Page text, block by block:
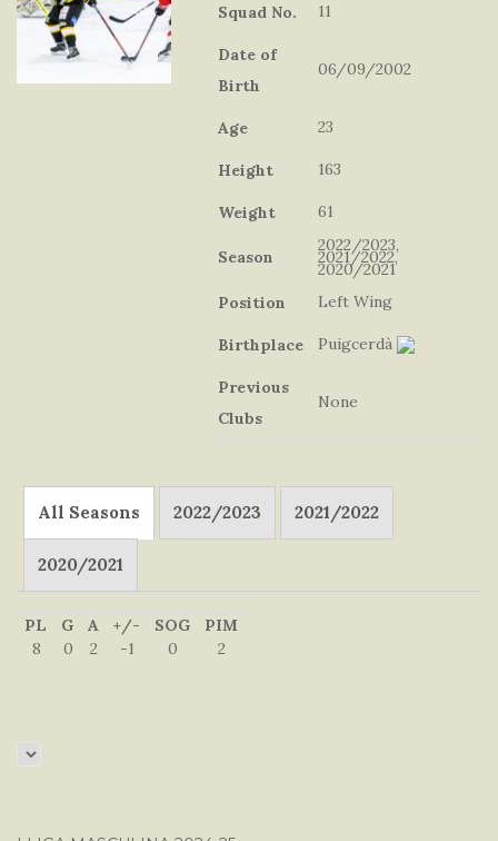
Squad No. 11
Date of
Birth
06/09/2002
Age 23
Height 163
Weight 61
Season
2022/2023,
2021/2022,
2020/2021
Position
Left Wing
Birthplace Puigcerdà
Previous
Clubs
None
All Seasons 2022/2023 2021/2022
2020/2021
PL G A +/- SOG
PIM
8
0 2 -1 0 2